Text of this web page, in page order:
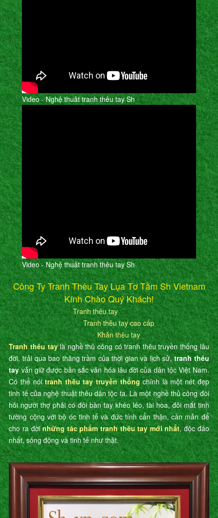
Video - Nghệ thuât tranh thêu tay Sh
Video - Nghệ thuât tranh thêu tay Sh
Công Ty Tranh Thêu Tay Lụa Tơ Tằm Sh Vietnam
Kính Chào Quý Khách!
Tranh thêu tay
Tranh thêu tay cao cấp
Khăn thêu tay
Tranh thêu taylà nghề thủ công có tranh thêu truyền thống lâu
đời, trải qua bao thăng trầm của thời gian và lịch sử,tranh thêu
tayvẫn giữ được bản sắc văn hóa lâu đời của dân tộc Việt Nam.
Có thể nóitranh thêu tay truyền thốngchính là một nét đẹp
tinh tế của nghệ thuật thêu dân tộc ta. Là một nghề thủ công đòi
hỏi người thợ phải có đôi bàn tay khéo léo, tài hoa, đôi mắt tinh
tường cộng với bộ óc tinh tế và đức tính cẩn thận, cần mẫn để
cho ra đờinhững tác phẩm tranh thêu tay mới nhất, độc đáo
nhất, sống động và tinh tế như thật.